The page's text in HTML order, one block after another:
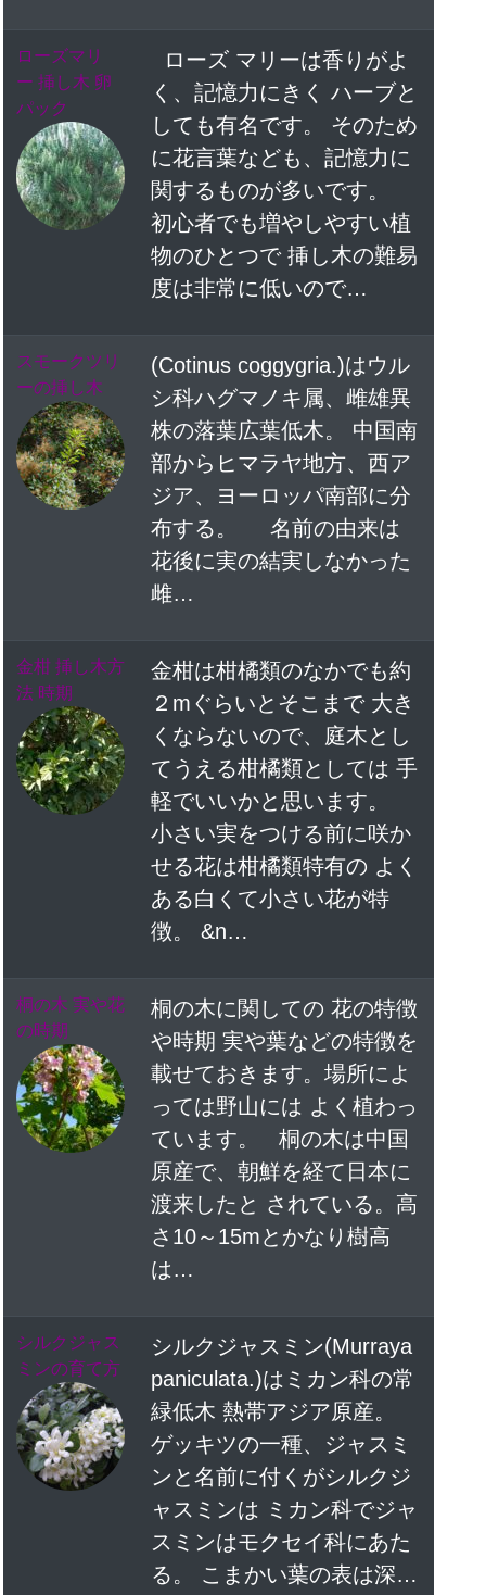
ローズマリ
ー 挿し木 卵
パック
ローズ マリーは香りがよ
く、記憶力にきく ハーブと
しても有名です。 そのため
に花言葉なども、記憶力に
関するものが多いです。
初心者でも増やしやすい植
物のひとつで 挿し木の難易
度は非常に低いので…
スモークツリ
ーの挿し木
(Cotinus coggygria.)はウル
シ科ハグマノキ属、雌雄異
株の落葉広葉低木。 中国南
部からヒマラヤ地方、西ア
ジア、ヨーロッパ南部に分
布する。 名前の由来は
花後に実の結実しなかった
雌…
金柑 挿し木方
法 時期
金柑は柑橘類のなかでも約
２mぐらいとそこまで 大き
くならないので、庭木とし
てうえる柑橘類としては 手
軽でいいかと思います。
小さい実をつける前に咲か
せる花は柑橘類特有の よく
ある白くて小さい花が特
徴。 &n…
桐の木 実や花
の時期
桐の木に関しての 花の特徴
や時期 実や葉などの特徴を
載せておきます。場所によ
っては野山には よく植わっ
ています。 桐の木は中国
原産で、朝鮮を経て日本に
渡来したと されている。高
さ10～15mとかなり樹高
は…
シルクジャス
ミンの育て方
シルクジャスミン(Murraya
paniculata.)はミカン科の常
緑低木 熱帯アジア原産。
ゲッキツの一種、ジャスミ
ンと名前に付くがシルクジ
ャスミンは ミカン科でジャ
スミンはモクセイ科にあた
る。 こまかい葉の表は深…